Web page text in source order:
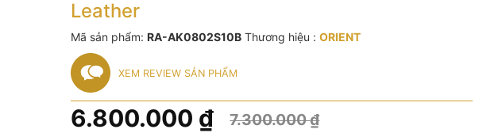
Leather
Mã sản phẩm:RA-AK0802S10B Thương hiệu :ORIENT
XEM REVIEW SẢN PHẨM
7.300.000₫
6.800.000 ₫